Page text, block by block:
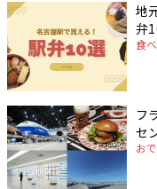
地
弁
食
フ
セ
お